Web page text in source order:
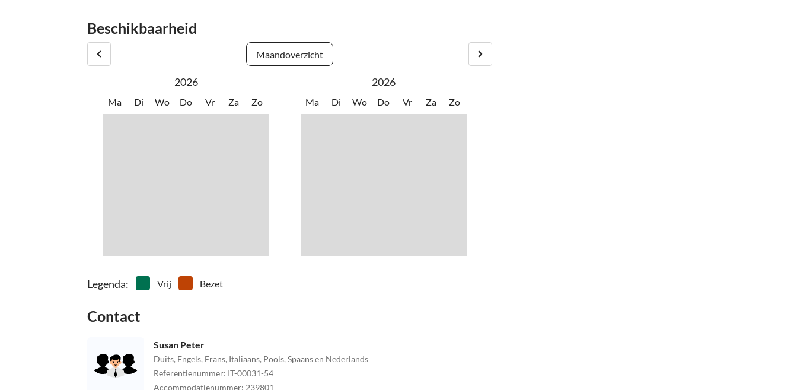
Beschikbaarheid
Maandoverzicht
2026
Ma Di Wo Do Vr Za Zo
2026
Ma Di Wo Do Vr Za Zo
Legenda: Vrij Bezet
Contact
Susan Peter
Duits, Engels, Frans, Italiaans, Pools, Spaans en Nederlands
Referentienummer: IT-00031-54
Accommodatienummer: 239801